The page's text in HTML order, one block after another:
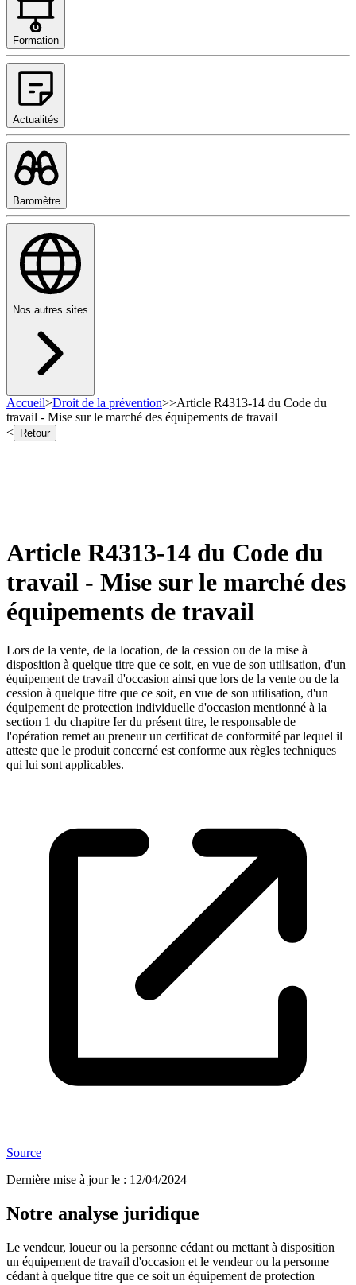
Formation
Actualités
Baromètre
Nos autres sites
Accueil>Droit de la prévention>>Article R4313-14 du Code du
travail - Mise sur le marché des équipements de travail
<
Retour
Article R4313-14 du Code du
travail - Mise sur le marché des
équipements de travail
Lors de la vente, de la location, de la cession ou de la mise à
disposition à quelque titre que ce soit, en vue de son utilisation, d'un
équipement de travail d'occasion ainsi que lors de la vente ou de la
cession à quelque titre que ce soit, en vue de son utilisation, d'un
équipement de protection individuelle d'occasion mentionné à la
section 1 du chapitre Ier du présent titre, le responsable de
l'opération remet au preneur un certificat de conformité par lequel il
atteste que le produit concerné est conforme aux règles techniques
qui lui sont applicables.
Source
Dernière mise à jour le : 12/04/2024
Notre analyse juridique
Le vendeur, loueur ou la personne cédant ou mettant à disposition
un équipement de travail d'occasion et le vendeur ou la personne
cédant à quelque titre que ce soit un équipement de protection